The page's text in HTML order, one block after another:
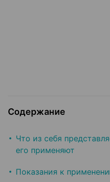
Содержание
Что из себя
его применяют
Показания к